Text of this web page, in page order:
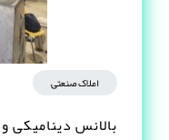
املاک صنعتی
بالانس دینامیکی